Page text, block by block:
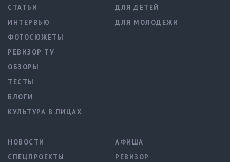
СТАТЬИ
ИНТЕРВЬЮ
ФОТОСЮЖЕТЫ
РЕВИЗОР TV
ОБЗОРЫ
ТЕСТЫ
БЛОГИ
КУЛЬТУРА В ЛИЦАХ
ДЛЯ ДЕТЕЙ
ДЛЯ МОЛОДЕЖИ
НОВОСТИ
СПЕЦПРОЕКТЫ
АФИША
РЕВИЗОР